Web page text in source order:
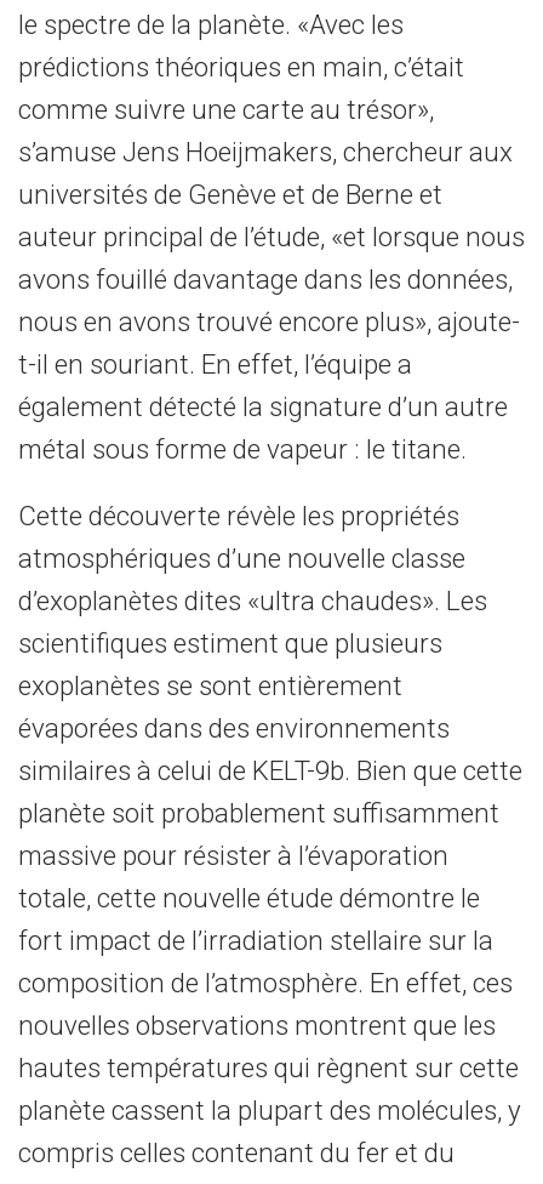
le spectre de la planète. «Avec les
prédictions théoriques en main, c’était
comme suivre une carte au trésor»,
s’amuse Jens Hoeijmakers, chercheur aux
universités de Genève et de Berne et
auteur principal de l’étude, «et lorsque nous
avons fouillé davantage dans les données,
nous en avons trouvé encore plus», ajoute-
t-il en souriant. En effet, l’équipe a
également détecté la signature d’un autre
métal sous forme de vapeur : le titane.
Cette découverte révèle les propriétés
atmosphériques d’une nouvelle classe
d’exoplanètes dites «ultra chaudes». Les
scientifiques estiment que plusieurs
exoplanètes se sont entièrement
évaporées dans des environnements
similaires à celui de KELT-9b. Bien que cette
planète soit probablement suffisamment
massive pour résister à l’évaporation
totale, cette nouvelle étude démontre le
fort impact de l’irradiation stellaire sur la
composition de l’atmosphère. En effet, ces
nouvelles observations montrent que les
hautes températures qui règnent sur cette
planète cassent la plupart des molécules, y
compris celles contenant du fer et du